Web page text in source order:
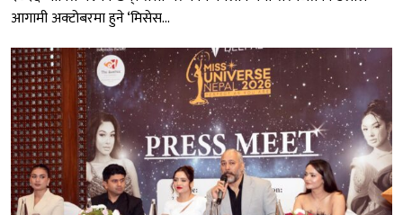
आगामी अक्टोबरमा हुने ‘मिसेस...